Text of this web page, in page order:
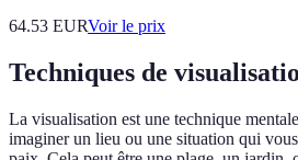
64.53 EURVoir le prix
Techniques de
La visualisation est une technique
imaginer un lieu ou une situation qui